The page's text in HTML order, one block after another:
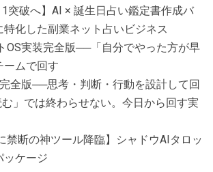
突破へ】AI × 誕生日占い鑑定書作成バ
特化した副業ネット占いビジネス
OS実装完全版──「自分でやった方が早
ームで回す
全版──思考・判断・行動を設計して回
」では終わらせない。今日から回す実
禁断の神ツール降臨】シャドウAIタロッ
ッケージ